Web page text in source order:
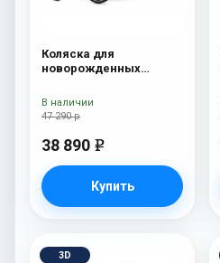
Коляска для
новорожденных
Onyx
47 290 р
38 890 e
Купить
В наличии
3D